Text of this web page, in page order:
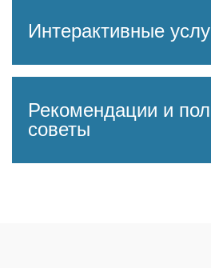
Интерактивные
Рекомендации и
советы